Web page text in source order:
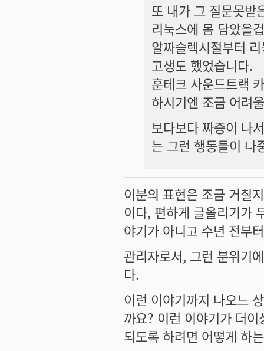
또 내가 그 질문못받
리눅스에 몸 담았을
알짜슬렉시절부터
고생도 했었습니다.
훈테크 사운드트랙
하시기엔 조금 어려
보다보다 짜증이 나
는 그런 행동들이 나
이분의 표현은 조금 거칠
이다, 편하게 글올리기가
야기가 아니고 수년 전부
관리자로서, 그런 분위기
다.
이런 이야기까지 나오느
까요? 이런 이야기가 더
되도록 하려면 어떻게 하